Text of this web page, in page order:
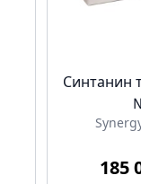
Синтанин
185